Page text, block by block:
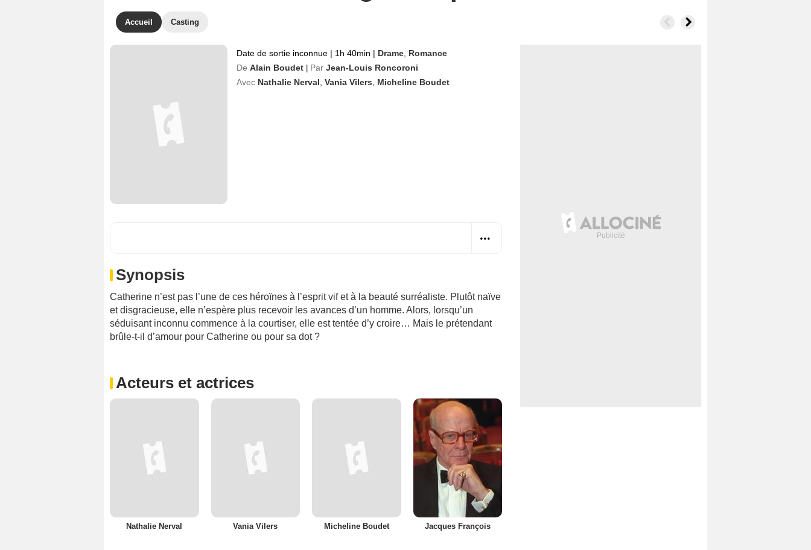
Accueil Casting
Date de sortie inconnue | 1h 40min | Drame Romance
De Alain Boudet Par Jean-Louis Roncoroni
Avec Nathalie Nerval Vania Vilers Micheline Boudet
Synopsis
Catherine n’est pas l’une de ces héroïnes à l’esprit vif et à la beauté surréaliste. Plutôt naïve
et disgracieuse, elle n’espère plus recevoir les avances d’un homme. Alors, lorsqu’un
séduisant inconnu commence à la courtiser, elle est tentée d’y croire… Mais le prétendant
brûle-t-il d’amour pour Catherine ou pour sa dot ?
Acteurs et actrices
Nathalie Nerval Vania Vilers Micheline Boudet Jacques François